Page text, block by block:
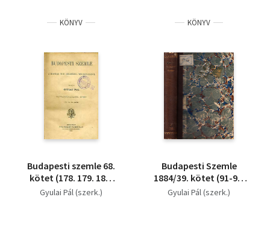
KÖNYV
Budapesti szemle 68.
kötet (178. 179. 180.
szám), 1891.
Gyulai Pál (szerk.)
KÖNYV
Budapesti Szemle
1884/39. kötet (91-93.
szám)
Gyulai Pál (szerk.)